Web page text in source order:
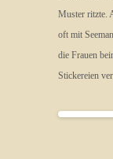
Muster ritzte.
oft mit
die Frauen
Stickereien